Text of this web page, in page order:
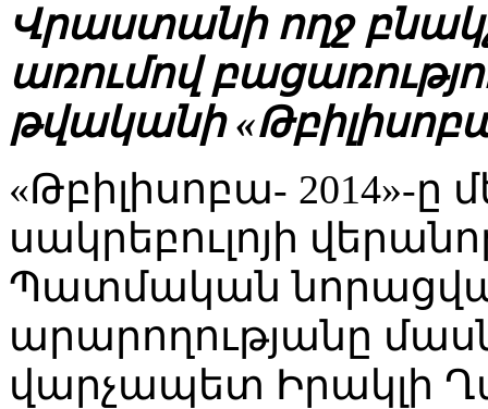
Վրաստանի ողջ
առումով
թվականի
«Թբիլիսոբա- 2014»-ը
սակրեբուլոյի
Պատմական
արարողությանը
վարչապետ Իրակլի